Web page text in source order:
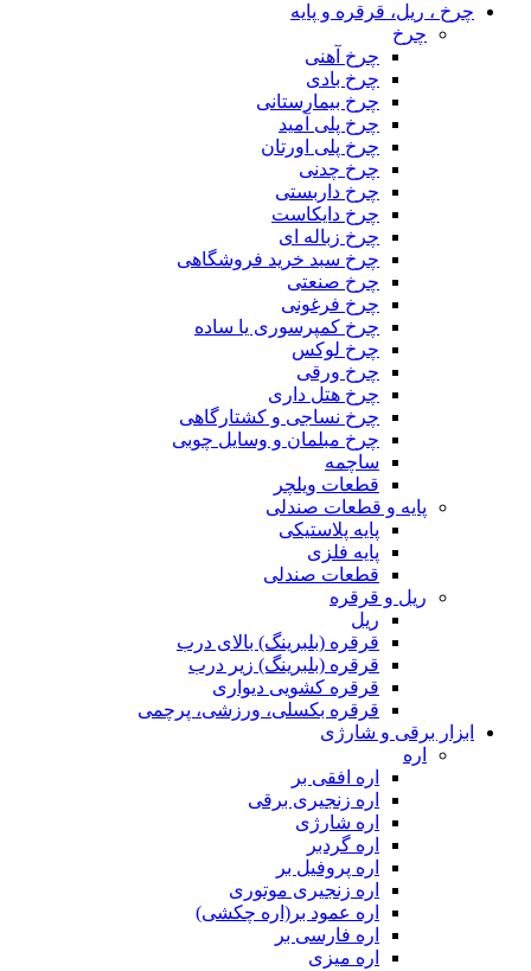
چرخ ، ریل، قرقره و پایه
چرخ
چرخ آهنی
چرخ بادی
چرخ بیمارستانی
چرخ پلی آمید
چرخ پلی اورتان
چرخ چدنی
چرخ داربستی
چرخ دایکاست
چرخ زباله ای
چرخ سبد خرید فروشگاهی
چرخ صنعتی
چرخ فرغونی
چرخ کمپرسوری یا ساده
چرخ لوکس
چرخ ورقی
چرخ هتل داری
چرخ نساجی و کشتارگاهی
چرخ مبلمان و وسایل چوبی
ساچمه
قطعات ویلچر
پایه و قطعات صندلی
پایه پلاستیکی
پایه فلزی
قطعات صندلی
ریل و قرقره
ریل
قرقره (بلبرینگ) بالای درب
قرقره (بلبرینگ) زیر درب
قرقره کشویی دیواری
قرقره بکسلی، ورزشی، پرچمی
ابزار برقی و شارژی
اره
اره افقی بر
اره زنجیری برقی
اره شارژی
اره گردبر
اره پروفیل بر
اره زنجیری موتوری
اره عمود بر(اره چکشی)
اره فارسی بر
اره میزی